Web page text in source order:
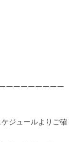
ーーーーーーーー
ジュールよりご確